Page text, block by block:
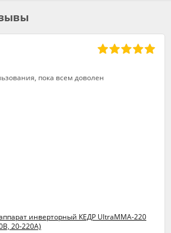
пока всем доволен
инверторный КЕДР UltraMMA-220
20-220А)